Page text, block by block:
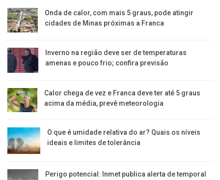
Onda de calor, com mais 5 graus, pode atingir
cidades de Minas próximas a Franca
Inverno na região deve ser de temperaturas
amenas e pouco frio; confira previsão
Calor chega de vez e Franca deve ter até 5 graus
acima da média, prevê meteorologia
O que é umidade relativa do ar? Quais os níveis
ideais e limites de tolerância
Perigo potencial: Inmet publica alerta de temporal